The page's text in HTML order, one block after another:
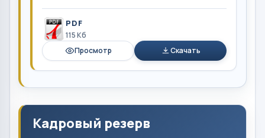
PDF
115 Кб
Просмотр
Скачать
Кадровый резерв